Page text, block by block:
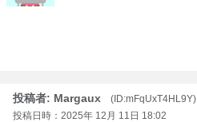
投稿者: Margaux
(ID:mFqUxT4HL9Y)
投稿日時：2025年 12月 11日 18:02